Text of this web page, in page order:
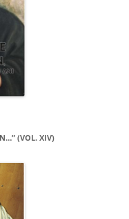
(VOL. XIV)